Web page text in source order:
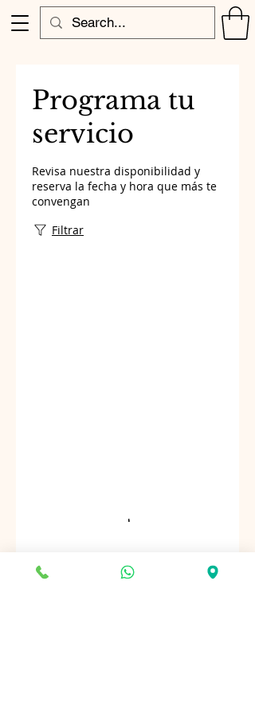
Programa tu
servicio
Revisa nuestra disponibilidad y
reserva la fecha y hora que más te
convengan
Filtrar